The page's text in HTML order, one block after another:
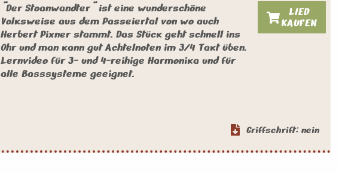
"Der Stoanwandter" ist eine wunderschöne
Volksweise aus dem Passeiertal von wo auch
Herbert Pixner stammt. Das Stück geht schnell ins
Ohr und man kann gut Achtelnoten im 3/4 Takt üben.
Lernvideo für 3- und 4-reihige Harmonika und für
alle Basssysteme geeignet.
LIED
KAUFEN
Griffschrift: nein